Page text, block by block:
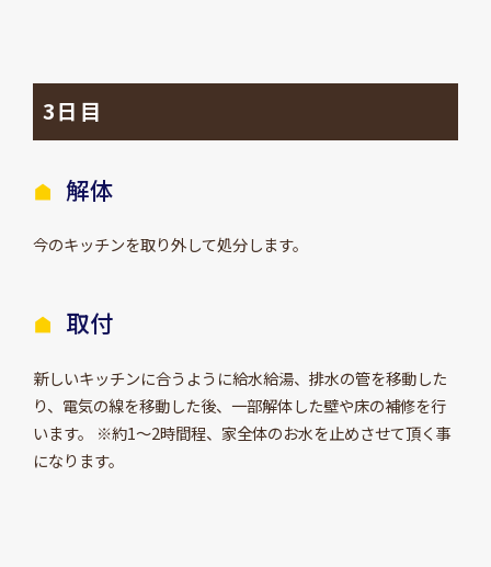
3日目
解体
今のキッチンを取り外して処分します。
取付
新しいキッチンに合うように給水給湯、排水の管を移動した
り、電気の線を移動した後、一部解体した壁や床の補修を行
います。 ※約1～2時間程、家全体のお水を止めさせて頂く事
になります。